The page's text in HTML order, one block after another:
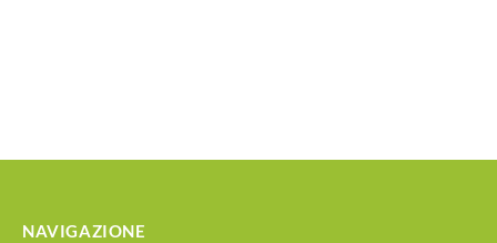
NAVIGAZIONE